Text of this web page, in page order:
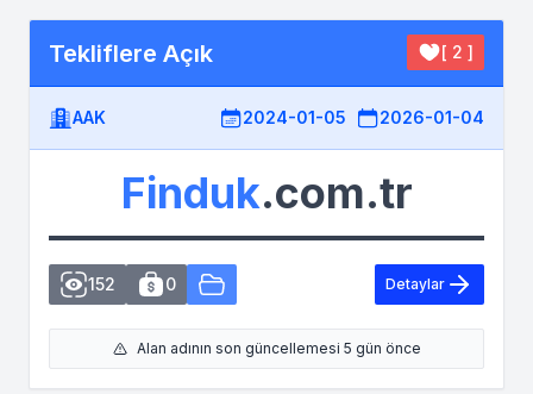
Tekliflere Açık [ 2 ]
AAK 2024-01-05 2026-01-04
Finduk.com.tr
152 0 Detaylar
Alan adının son güncellemesi 5 gün önce